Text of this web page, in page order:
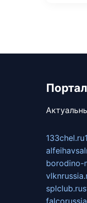
133chel.ru
borodino-
splclub.ru